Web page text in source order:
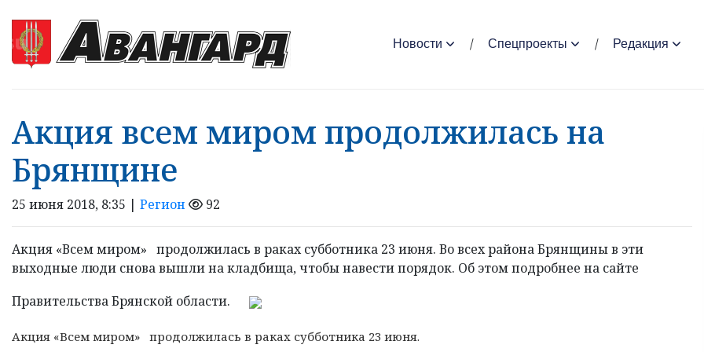
Новости Спецпроекты Редакция
Акция всем миром продолжилась на
Брянщине
25 июня 2018, 8:35 | Регион 92
Акция «Всем миром» продолжилась в раках субботника 23 июня. Во всех района Брянщины в эти
выходные люди снова вышли на кладбища, чтобы навести порядок. Об этом подробнее на сайте
Правительства Брянской области.
Акция «Всем миром» продолжилась в раках субботника 23 июня.